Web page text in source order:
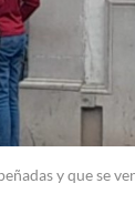
y que se